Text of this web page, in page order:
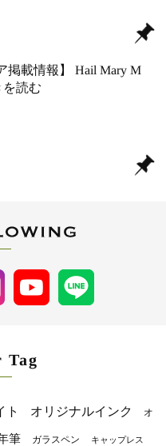
掲載情報】 Hail Mary M
読む
Tag
ト オリジナルインク オ
筆 ガラスペン キャップレス